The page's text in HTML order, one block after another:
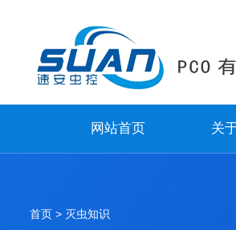
网站首页 关
首页 > 灭虫知识